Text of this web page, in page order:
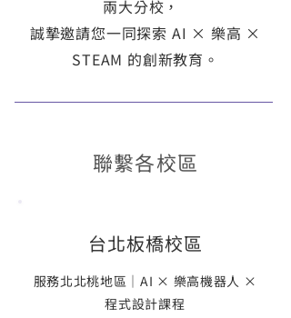
兩大分校，
誠摯邀請您一同探索 AI × 樂高 ×
STEAM 的創新教育。
聯繫各校區
台北板橋校區
服務北北桃地區｜AI × 樂高機器人 ×
程式設計課程